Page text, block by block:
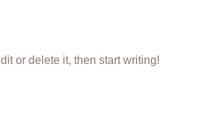
or delete it, then start writing!